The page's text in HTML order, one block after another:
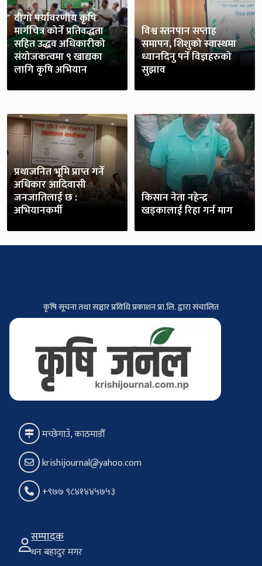
दीगो पर्यावरणीय कृषि
मार्गचित्र कोर्ने प्रतिवद्धता
सहित उद्धव अधिकारीको
संयोजकत्वमा ९ खाद्यका
लागि कृषि अभियान
विश्व स्तनपान सप्ताह
समापन, शिशुको स्वास्थमा
ध्यानदिनु पर्ने विज्ञहरुको
सुझाव
प्रथाजनित भूमि प्राप्त गर्ने
अधिकार आदिवासी
जनजातिलाई छ :
अभियानकर्मी
किसान नेता नहेन्द्र
खड्कालाई रिहा गर्न माग
कृषि सूचना तथा सञ्चार प्रविधि प्रकाशन प्रा.लि. द्वारा संचालित
मच्छेगाउँ, काठमाडौँ
krishijournal@yahoo.com
+९७७ ९८४१४४५७५३
सम्पादक
धन बहादुर मगर